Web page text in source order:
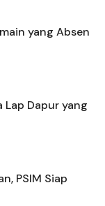
yang Absen
Lap Dapur yang
PSIM Siap